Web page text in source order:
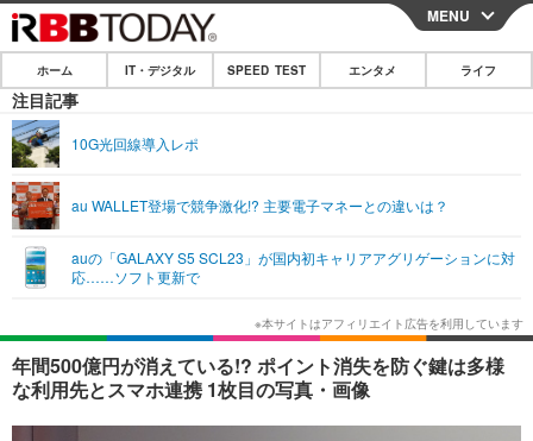
CLOSE
ホーム
IT・デジタル
ショッピング その他
SPEED TEST
エンタメ
エンタメTOP
韓国・芸能
音楽 スポーツ
ライフ
ライフTOP グルメ
ペット ショッピング
その他
リリース一覧
プッシュ通知の停止方法
MENU
ホーム IT・デジタル SPEED TEST エンタメ ライフ
注目記事
10G光回線導入レポ
au WALLET登場で競争激化!? 主要電子マネーとの違いは？
auの「GALAXY S5 SCL23」が国内初キャリアアグリゲーションに対
応……ソフト更新で
年間500億円が消えている!? ポイント消失を防ぐ鍵は多様
な利用先とスマホ連携 1枚目の写真・画像